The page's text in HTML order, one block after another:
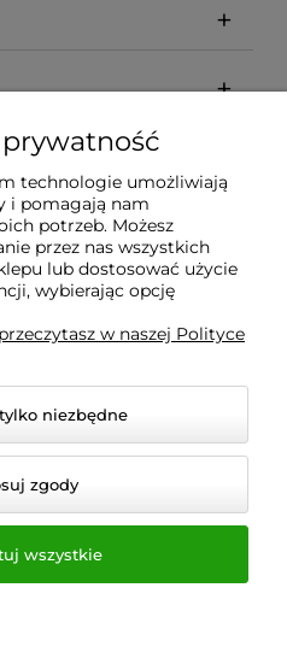
Projekty Technologiczne -
Sprzętu
- Trójmiasto - Pomorskie
prawa zastrzeżone.
technologie umożliwiają
i pomagają nam
potrzeb. Możesz
przez nas wszystkich
lub dostosować użycie
wybierając opcję
w naszej Polityce
niezbędne
zgody
wszystkie